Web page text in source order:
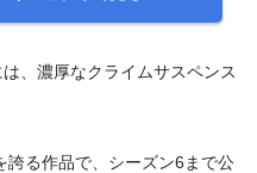
、濃厚なクライムサスペンス
誇る作品で、シーズン6まで公